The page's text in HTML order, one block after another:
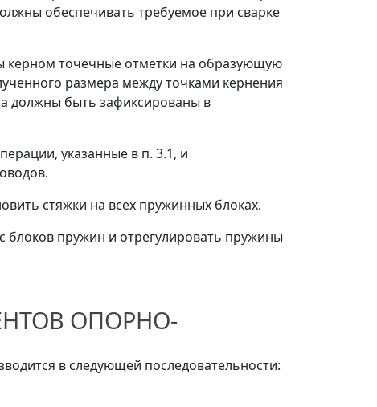
обеспечивать требуемое при сварке
керном точечные отметки на образующую
размера между точками кернения
должны быть зафиксированы в
указанные в п. 3.1, и
стяжки на всех пружинных блоках.
блоков пружин и отрегулировать пружины
ОПОРНО-
в следующей последовательности: